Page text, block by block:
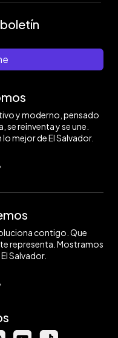
y moderno, pensado
se reinventa y se une.
mejor de El Salvador.
contigo. Que
representa. Mostramos
Salvador.